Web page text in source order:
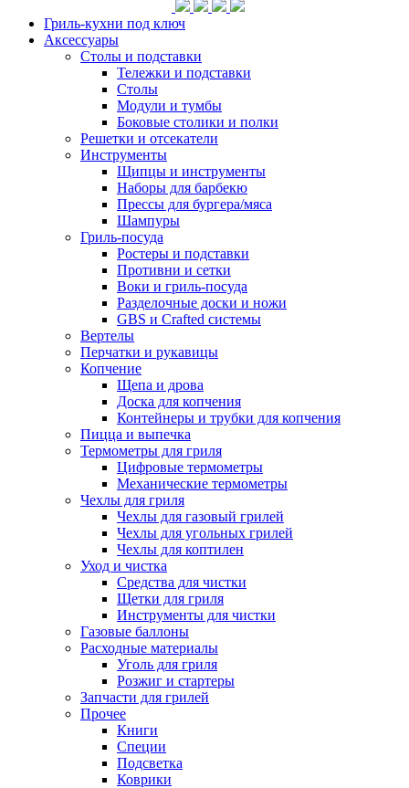
Гриль-кухни под ключ
Аксессуары
Столы и подставки
Тележки и подставки
Столы
Модули и тумбы
Боковые столики и полки
Решетки и отсекатели
Инструменты
Щипцы и инструменты
Наборы для барбекю
Прессы для бургера/мяса
Шампуры
Гриль-посуда
Ростеры и подставки
Противни и сетки
Воки и гриль-посуда
Разделочные доски и ножи
GBS и Crafted системы
Вертелы
Перчатки и рукавицы
Копчение
Щепа и дрова
Доска для копчения
Контейнеры и трубки для копчения
Пицца и выпечка
Термометры для гриля
Цифровые термометры
Механические термометры
Чехлы для гриля
Чехлы для газовый грилей
Чехлы для угольных грилей
Чехлы для коптилен
Уход и чистка
Средства для чистки
Щетки для гриля
Инструменты для чистки
Газовые баллоны
Расходные материалы
Уголь для гриля
Розжиг и стартеры
Запчасти для грилей
Прочее
Книги
Специи
Подсветка
Коврики